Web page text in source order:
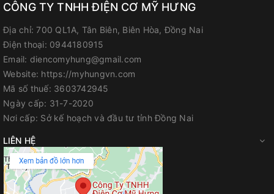
CÔNG TY TNHH ĐIỆN CƠ MỸ HƯNG
Địa chỉ: 700 QL1A, Tân Biên, Biên Hòa, Đồng Nai
Điện thoại: 0944180915
Email: diencomyhung@gmail.com
Website: https://myhungvn.com
Mã số thuế: 3603742945
Ngày cấp: 31-7-2020
Nơi cấp: Sở kế hoạch và đầu tư tỉnh Đồng Nai
LIÊN HỆ